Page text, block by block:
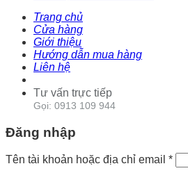
Trang chủ
Cửa hàng
Giới thiệu
Hướng dẫn mua hàng
Liên hệ
Tư vấn trực tiếp
Gọi: 0913 109 944
Đăng nhập
Tên tài khoản hoặc địa chỉ email *